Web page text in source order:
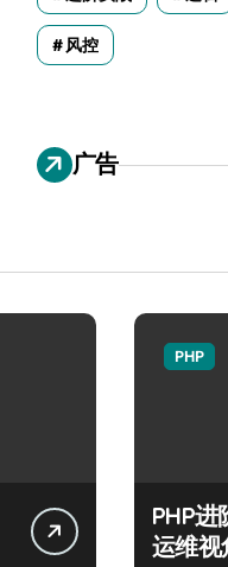
风控
广告
PHP
PHP进
运维视